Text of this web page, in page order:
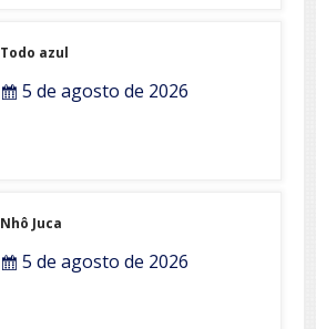
Todo azul
5 de agosto de 2026
Nhô Juca
5 de agosto de 2026